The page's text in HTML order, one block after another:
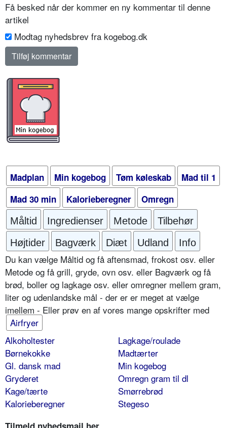
Få besked når der kommer en ny kommentar til denne
artikel
Modtag nyhedsbrev fra kogebog.dk
Madplan Min kogebog Tøm køleskab
Mad til 1
Mad 30 min
Kalorieberegner Omregn
Måltid Ingredienser Metode
Tilbehør
Højtider
Bagværk Diæt Udland Info
Du kan vælge Måltid og få aftensmad, frokost osv. eller
Metode og få grill, gryde, ovn osv. eller Bagværk og få
brød, boller og lagkage osv. eller omregner mellem gram,
liter og udenlandske mål - der er er meget at vælge
imellem - Eller prøv en af vores mange opskrifter med
Airfryer
Alkoholtester
Børnekokke
Gl. dansk mad
Gryderet
Kage/tærte
Kalorieberegner
Lagkage/roulade
Madtærter
Min kogebog
Omregn gram til dl
Smørrebrød
Stegeso